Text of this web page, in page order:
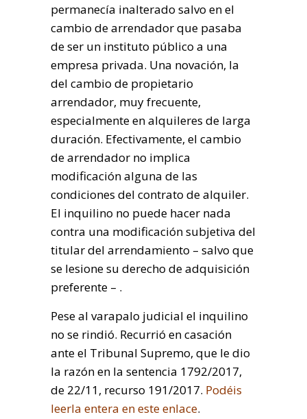
permanecía inalterado salvo en el
cambio de arrendador que pasaba
de ser un instituto público a una
empresa privada. Una novación, la
del cambio de propietario
arrendador, muy frecuente,
especialmente en alquileres de larga
duración. Efectivamente, el cambio
de arrendador no implica
modificación alguna de las
condiciones del contrato de alquiler.
El inquilino no puede hacer nada
contra una modificación subjetiva del
titular del arrendamiento – salvo que
se lesione su derecho de adquisición
preferente – .
Pese al varapalo judicial el inquilino
no se rindió. Recurrió en casación
ante el Tribunal Supremo, que le dio
la razón en la sentencia 1792/2017,
de 22/11, recurso 191/2017. Podéis
leerla entera en este enlace.